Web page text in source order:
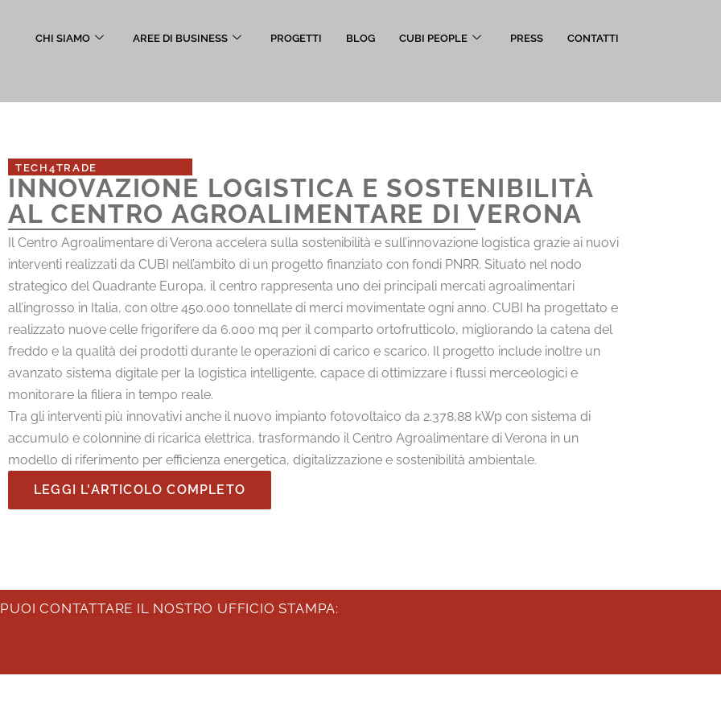
CHI SIAMO AREE DI BUSINESS PROGETTI BLOG CUBI PEOPLE PRESS CONTATTI
TECH4TRADE
INNOVAZIONE LOGISTICA E SOSTENIBILITÀ
AL CENTRO AGROALIMENTARE DI VERONA
Il Centro Agroalimentare di Verona accelera sulla sostenibilità e sull’innovazione logistica grazie ai nuovi
interventi realizzati da CUBI nell’ambito di un progetto finanziato con fondi PNRR. Situato nel nodo
strategico del Quadrante Europa, il centro rappresenta uno dei principali mercati agroalimentari
all’ingrosso in Italia, con oltre 450.000 tonnellate di merci movimentate ogni anno. CUBI ha progettato e
realizzato nuove celle frigorifere da 6.000 mq per il comparto ortofrutticolo, migliorando la catena del
freddo e la qualità dei prodotti durante le operazioni di carico e scarico. Il progetto include inoltre un
avanzato sistema digitale per la logistica intelligente, capace di ottimizzare i flussi merceologici e
monitorare la filiera in tempo reale.
Tra gli interventi più innovativi anche il nuovo impianto fotovoltaico da 2.378,88 kWp con sistema di
accumulo e colonnine di ricarica elettrica, trasformando il Centro Agroalimentare di Verona in un
modello di riferimento per efficienza energetica, digitalizzazione e sostenibilità ambientale.
LEGGI L'ARTICOLO COMPLETO
CONTATTARE IL NOSTRO UFFICIO STAMPA: